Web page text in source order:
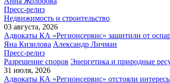
Пресс-релиз
Недвижимость и строительство
03 августа, 2026
Адвокаты КА «Регионсервис» защитили от
Яна Кизилова Александр Личман
Пресс-релиз
Разрешение споров Энергетика и природные
31 июля, 2026
Адвокаты КА «Регионсервис» отстояли